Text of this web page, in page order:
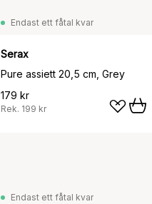
Endast ett fåtal kvar
Serax
Pure assiett 20,5 cm, Grey
179 kr
Rek. 199 kr
Endast ett fåtal kvar